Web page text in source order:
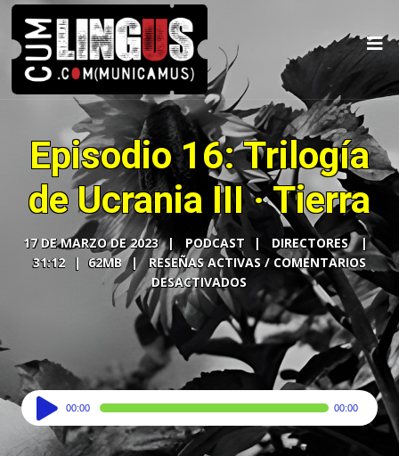
Episodio 16: Trilogía
de Ucrania III · Tierra
17 DE MARZO DE 2023 PODCAST
DIRECTORES
31:12
62MB
COMENTARIOS
DESACTIVADOS
Audio
Player
00:00 00:00